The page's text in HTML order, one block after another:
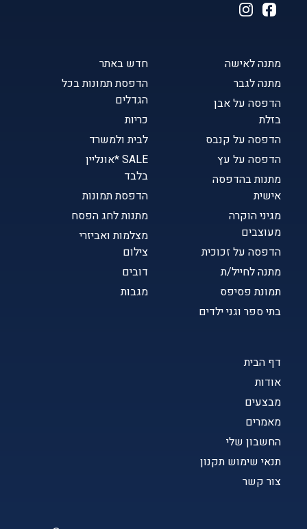
דף הבית
אודות
מבצעים
מאמרים
החשבון שלי
תנאי שימוש תקנון
צור קשר
מתנה לאישה
מתנה לגבר
הדפסה על אבן
בזלת
הדפסה על קנבס
הדפסה על עץ
מתנות בהדפסה
אישית
מגיני הוקרה
מעוצבים
הדפסה על זכוכית
מתנה לחייל/ת
תמונת פסיפס
בתי ספר וגני ילדים
חדש באתר
הדפסת תמונות בכל
הגדלים
כריות
לבית ולמשרד
SALE *אונליין
בלבד
הדפסת תמונות
מתנות לחג הפסח
מצלמות ואביזרי
צילום
דובים
מגבות